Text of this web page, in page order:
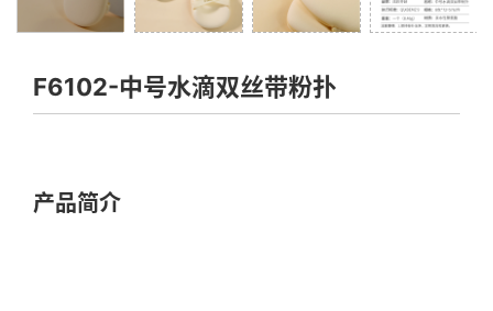
F6102-中号水滴双丝带粉扑
产品简介